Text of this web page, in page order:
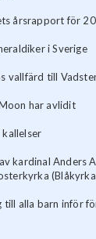
årsrapport för
i Sverige
vallfärd till
har avlidit
kardinal Anders
till alla barn inför